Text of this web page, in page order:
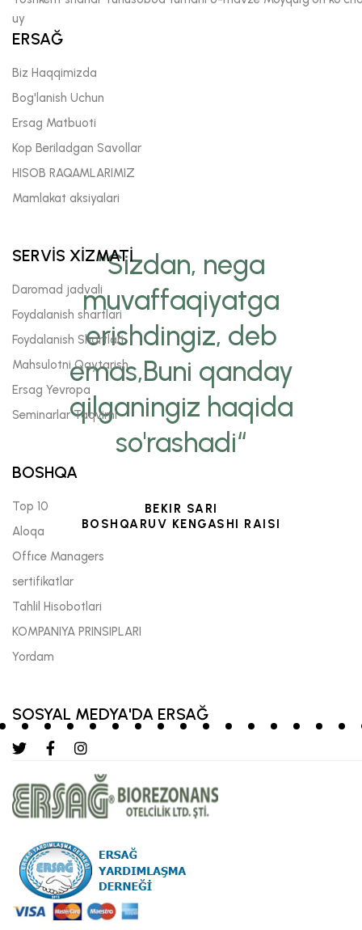
“Sizdan, nega
muvaffaqiyatga
erishdingiz, deb
emas,Buni qanday
qilganingiz haqida
so'rashadi“
BEKIR SARI
BOSHQARUV KENGASHI RAISI
uy
ERSAĞ
Biz Haqqimizda
Bog'lanish Uchun
Ersag Matbuoti
Kop Beriladgan Savollar
HISOB RAQAMLARIMIZ
Mamlakat aksiyalari
SERVİS XİZMATİ
Daromad jadvali
Foydalanish shartlari
Foydalanish Shartlari
Mahsulotni Qaytarish
Ersag Yevropa
Seminarlar Taqvimi
BOSHQA
Top 10
Aloqa
Offıce Managers
sertifikatlar
Tahlil Hisobotlari
KOMPANIYA PRINSIPLARI
Yordam
SOSYAL MEDYA'DA ERSAĞ